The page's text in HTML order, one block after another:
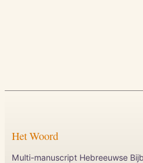
Het Woord
Multi-manuscript Hebreeuwse